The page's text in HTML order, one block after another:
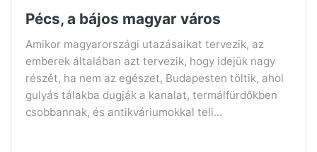
Pécs, a bájos magyar város
Amikor magyarországi utazásaikat tervezik, az
emberek általában azt tervezik, hogy idejük nagy
részét, ha nem az egészet, Budapesten töltik, ahol
gulyás tálakba dugják a kanalat, termálfürdőkben
csobbannak, és antikváriumokkal teli...